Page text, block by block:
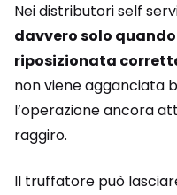
Nei distributori self
davvero solo
riposizionata
non viene agganciata
l’operazione ancora
raggiro.
Il truffatore può